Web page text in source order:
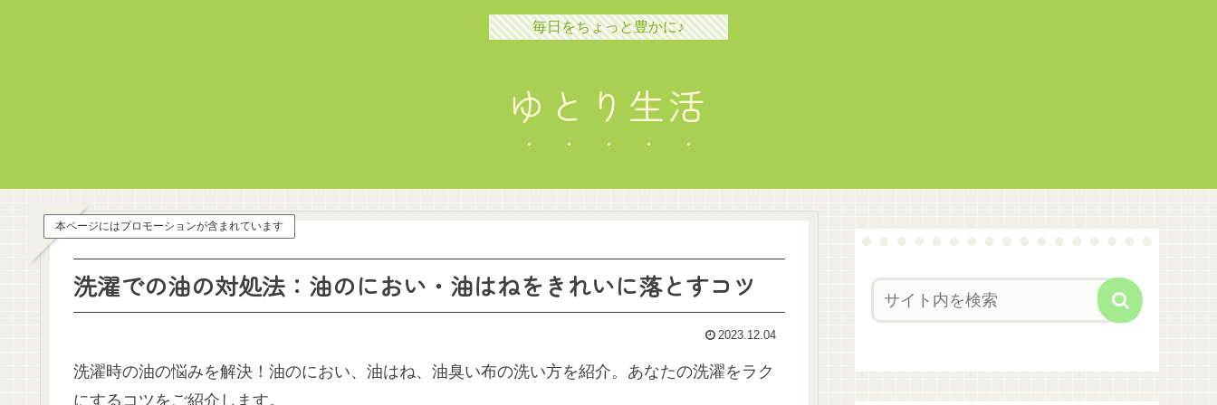
毎日をちょっと豊かに♪
ゆとり生活
本ページにはプロモーションが含まれています
洗濯での油の対処法：油のにおい・油はねをきれいに落とすコツ
2023.12.04
洗濯時の油の悩みを解決！油のにおい、油はね、油臭い布の洗い方を紹介。あなたの洗濯をラク
にするコツをご紹介します。